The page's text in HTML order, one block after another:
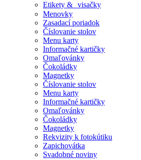
Etikety & visačky
Menovky
Zasadací poriadok
Číslovanie stolov
Menu karty
Informačné kartičky
Omaľovánky
Čokoládky
Magnetky
Číslovanie stolov
Menu karty
Informačné kartičky
Omaľovánky
Čokoládky
Magnetky
Rekvizity k fotokútiku
Zapichovátka
Svadobné noviny